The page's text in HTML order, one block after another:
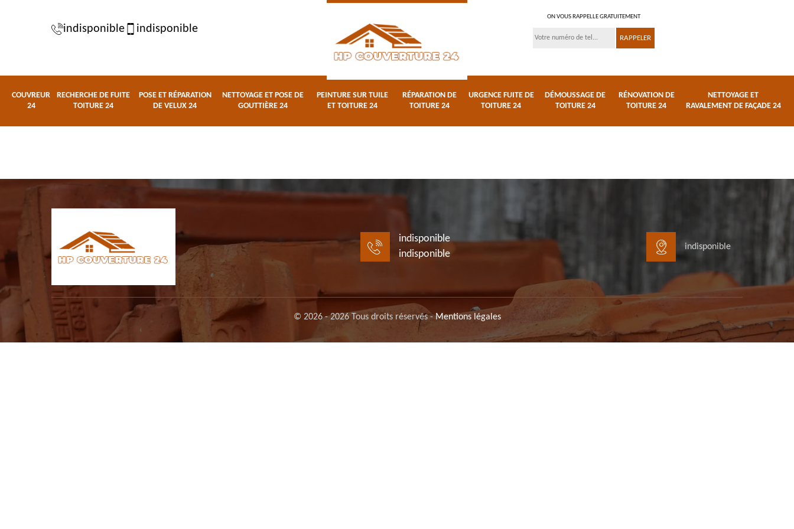
indisponible indisponible
ON VOUS RAPPELLE GRATUITEMENT
COUVREUR
24
RECHERCHE DE FUITE
TOITURE 24
POSE ET RÉPARATION
DE VELUX 24
NETTOYAGE ET POSE DE
GOUTTIÈRE 24
PEINTURE SUR TUILE
ET TOITURE 24
RÉPARATION DE
TOITURE 24
URGENCE FUITE DE
TOITURE 24
DÉMOUSSAGE DE
TOITURE 24
RÉNOVATION DE
TOITURE 24
NETTOYAGE ET
RAVALEMENT DE FAÇADE 24
indisponible
indisponible
indisponible
© 2026 - 2026 Tous droits réservés -Mentions légales